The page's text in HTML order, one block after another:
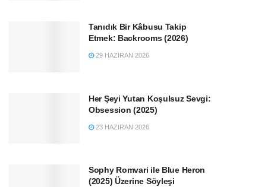
Tanıdık Bir Kâbusu Takip
Etmek: Backrooms (2026)
29 HAZIRAN 2026
Her Şeyi Yutan Koşulsuz Sevgi:
Obsession (2025)
23 HAZIRAN 2026
Sophy Romvari ile Blue Heron
(2025) Üzerine Söyleşi